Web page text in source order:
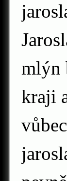
mlýn
kraji